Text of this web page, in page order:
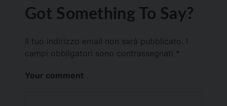
Got Something To Say?
Il tuo indirizzo email non sarà pubblicato.
campi obbligatori sono contrassegnati *
Your comment